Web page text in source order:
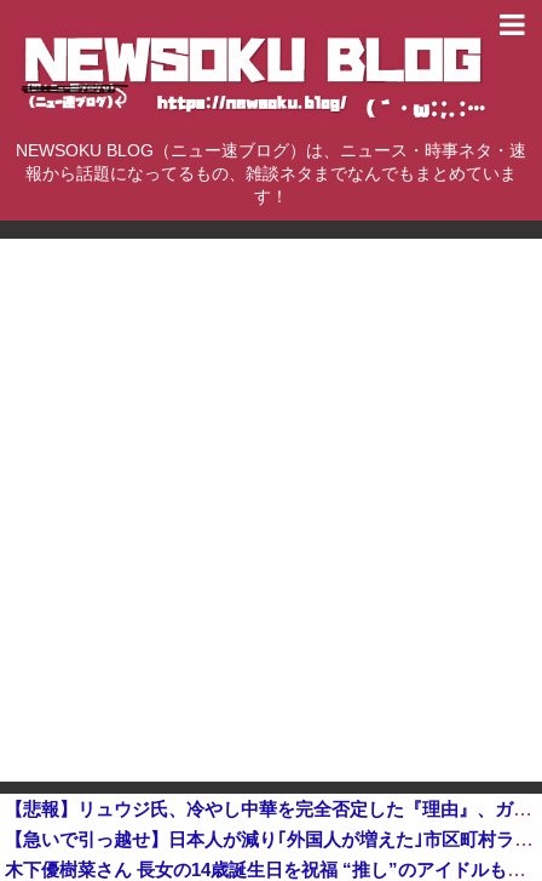
NEWSOKU BLOG（ニュー速ブログ）は、ニュース・時事ネタ・速
報から話題になってるもの、雑談ネタまでなんでもまとめていま
す！
【悲報】リュウジ氏、冷やし中華を完全否定した『理由』、ガチでヤバイ・・・・・・
【急いで引っ越せ】日本人が減り｢外国人が増えた｣市区町村ランキングｷﾀ━━!他
木下優樹菜さん 長女の14歳誕生日を祝福 “推し”のアイドルも明かす「この場で言いますね」